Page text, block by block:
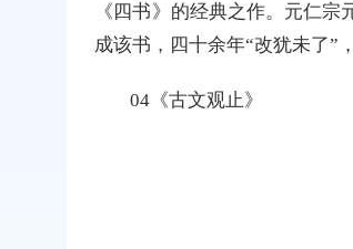
《四书》的经典之作。元仁
成该书，四十余年“改犹未了”
04《古文观止》